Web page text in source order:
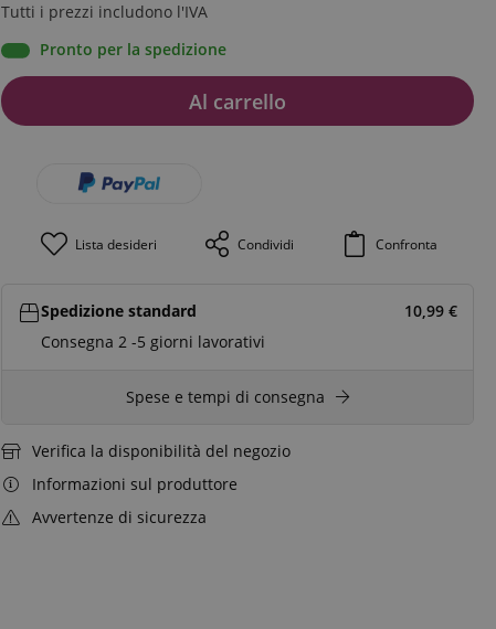
Tutti i prezzi includono l'IVA
Pronto per la spedizione
Al carrello
Lista desideri Condividi Confronta
Spedizione standard 10,99 €
Consegna 2 -5 giorni lavorativi
Spese e tempi di consegna
Verifica la disponibilità del negozio
Informazioni sul produttore
Avvertenze di sicurezza